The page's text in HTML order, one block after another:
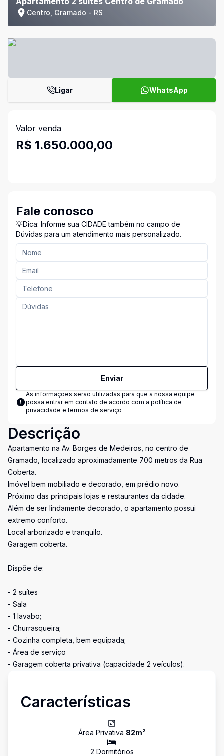
Centro, Gramado - RS
Ligar WhatsApp
Valor venda
R$ 1.650.000,00
Fale conosco
💡Dica: Informe sua CIDADE também no campo de
Dúvidas para um atendimento mais personalizado.
Enviar
As informações serão utilizadas para que a nossa equipe
possa entrar em contato de acordo com a política de
privacidade e termos de serviço
Descrição
Apartamento na Av. Borges de Medeiros, no centro de
Gramado, localizado aproximadamente 700 metros da Rua
Coberta.
Imóvel bem mobiliado e decorado, em prédio novo.
Próximo das principais lojas e restaurantes da cidade.
Além de ser lindamente decorado, o apartamento possui
extremo conforto.
Local arborizado e tranquilo.
Garagem coberta.
Dispõe de:
- 2 suítes
- Sala
- 1 lavabo;
- Churrasqueira;
- Cozinha completa, bem equipada;
- Área de serviço
- Garagem coberta privativa (capacidade 2 veículos).
Características
Área Privativa 82m²
2 Dormitórios